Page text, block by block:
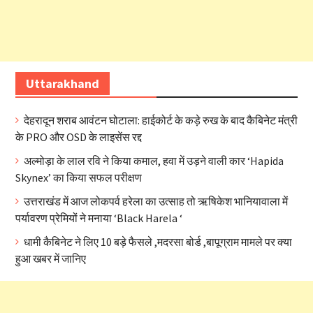
Uttarakhand
देहरादून शराब आवंटन घोटाला: हाईकोर्ट के कड़े रुख के बाद कैबिनेट मंत्री
के PRO और OSD के लाइसेंस रद्द
अल्मोड़ा के लाल रवि ने किया कमाल, हवा में उड़ने वाली कार ‘Hapida
Skynex’ का किया सफल परीक्षण
उत्तराखंड में आज लोकपर्व हरेला का उत्साह तो ऋषिकेश भानियावाला में
पर्यावरण प्रेमियों ने मनाया ‘Black Harela ‘
धामी कैबिनेट ने लिए 10 बड़े फैसले ,मदरसा बोर्ड ,बापूग्राम मामले पर क्या
हुआ खबर में जानिए